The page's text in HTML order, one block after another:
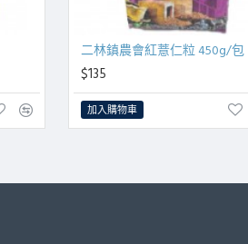
二林鎮農會紅薏仁粒 450g/包
$135
加入購物車